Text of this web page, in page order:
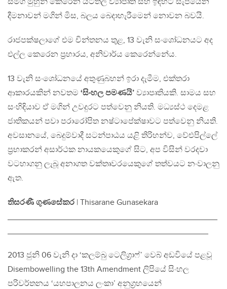
දීමනාවන් මගින් මිස, බලය බෙදාහැරීමෙන් නොවන බවයි.
රාජපක්ෂලාගේ එම චින්තනය තුළ, 13 වැනි සංශෝධනයට අද
එල්ල කෙරෙන ප‍්‍රහාරය, අනිවාර්ය කෙරෙන්නේය.
13 වැනි සංශෝධනයේ අතුණුබහන් ඉරා දැමීම, එක්තරා
ආකාරයකින් නවතම ‘සිංහල පමණයි’ ව්‍යාපෘතියකි. සාමය සහ
සංහිඳියාව ඒ මගින් උවදුරට පත්වෙනු නියති. මධ්‍යස්ථ දෙමළ
ජාතිකයන් පවා පරාරෝපිත නෂ්ටාපේක්ෂාවට පත්වෙනු නියති.
අවසානයේ, බෙදුම්වාදී සටන්පාඨය යළි තිරිහන්ව, වේළුපිල්ලේ
ප‍්‍රභාකරන් අසාර්ථක නායකයෙකුගේ සිට, අප විසින් වරදවා
වටහාගනු ලැබූ අනාගත වක්තෘවරයෙකුගේ තත්වයට නංවාලනු
ඇත.
තිසරණී ගුණසේකර | Thisarane Gunasekara
2013 ජුනි 06 වැනි දා ‘කලම්බු ටෙලිග‍්‍රාෆ්’ වෙබ් අඩවියේ පළවූ
Disembowelling the 13th Amendment ලිපියේ සිංහල
පරිවර්තනය ‘යහපාලනය ලංකා’ අනුග‍්‍රහයෙන්